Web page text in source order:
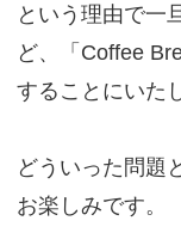
という理由で一
ど、「Coffee
することにいた
どういった問題
お楽しみです。